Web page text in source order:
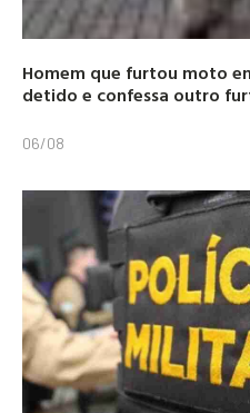
Homem que furtou moto
detido e confessa outro
06/08